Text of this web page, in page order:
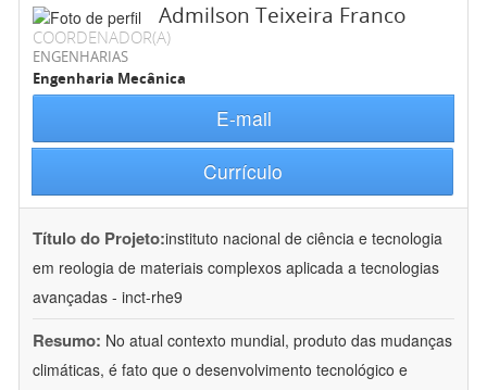
Admilson Teixeira Franco
COORDENADOR(A)
ENGENHARIAS
Engenharia Mecânica
E-mail
Currículo
Título do Projeto:instituto nacional de ciência e tecnologia
em reologia de materiais complexos aplicada a tecnologias
avançadas - inct-rhe9
Resumo: No atual contexto mundial, produto das mudanças
climáticas, é fato que o desenvolvimento tecnológico e